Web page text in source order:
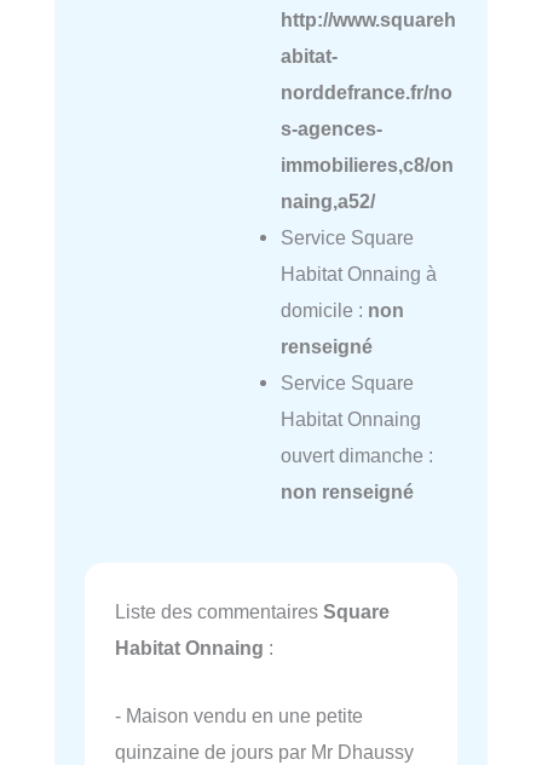
http://www.squareh
abitat-
norddefrance.fr/no
s-agences-
immobilieres,c8/on
naing,a52/
Service Square
Habitat Onnaing à
domicile : non
renseigné
Service Square
Habitat Onnaing
ouvert dimanche :
non renseigné
Liste des commentaires Square
Habitat Onnaing :
- Maison vendu en une petite
quinzaine de jours par Mr Dhaussy